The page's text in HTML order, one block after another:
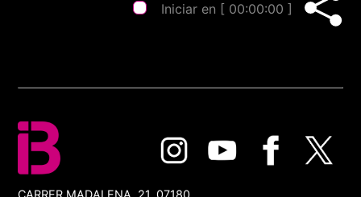
Iniciar en [ 00:00:00 ]